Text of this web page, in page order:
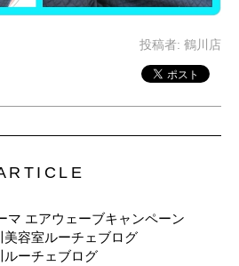
投稿者: 鶴川店
マ エアウェーブキャンペーン
容室ルーチェブログ
ルーチェブログ